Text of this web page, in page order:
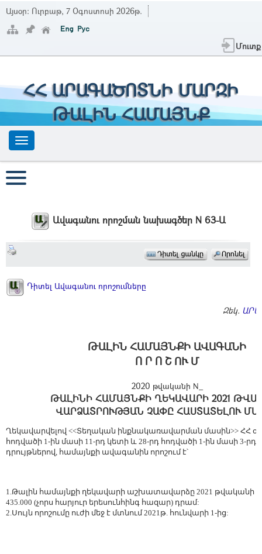
Այսօր: Ուրբաթ, 7 Օգոստոսի 2026թ.
Մուտք
ՀՀ ԱՐԱԳԱԾՈՏՆԻ ՄԱՐԶԻ
ԹԱԼԻՆ ՀԱՄԱՅՆՔ
Ավագանու որոշման նախագծեր N 63-Ա
Դիտել Ավագանու որոշումները
Զեկ.
ԹԱԼԻՆ ՀԱՄԱՅՆՔԻ ԱՎԱԳԱՆԻ
Ո Ր Ո Շ ՈՒ Մ
2020 թվականի N_
ԹԱԼԻՆԻ ՀԱՄԱՅՆՔԻ ՂԵԿԱՎԱՐԻ 2021
ՎԱՐՁԱՏՐՈՒԹՅԱՆ ՉԱՓԸ ՀԱՍՏԱՏԵԼՈՒ
Ղեկավարվելով <<Տեղական ինքնակառավարման մասին>> ՀՀ
հոդվածի 1-ին մասի 11-րդ կետի և 28-րդ հոդվածի 1-ին մասի 3-րդ
դրույթներով, համայնքի ավագանին որոշում է՝
1.Թալին համայնքի ղեկավարի աշխատավարձը 2021 թվականի
435.000 (չորս հարյուր երեսունհինգ հազար) դրամ:
2.Սույն որոշումը ուժի մեջ է մտնում 2021թ. հունվարի 1-ից: